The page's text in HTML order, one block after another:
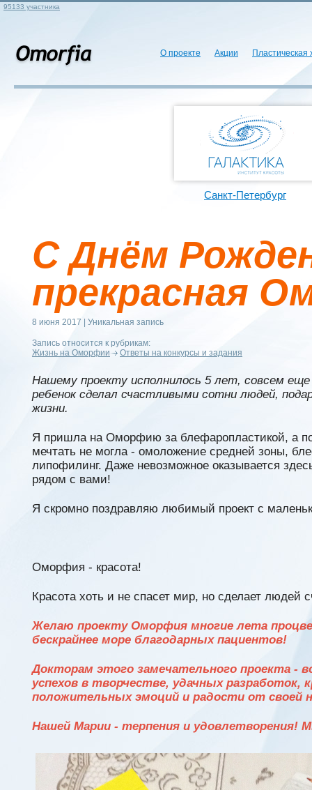
95133 участника
О проекте Акции Пластическая
Санкт-Петербург
С Днём
прекрасная
8 июня 2017 | Уникальная запись
Запись относится к рубрикам:
Жизнь на Оморфии
Ответы на конкурсы и задания
Нашему проекту исполнилось 5 лет, совсем
ребенок сделал счастливыми сотни людей,
жизни.
Я пришла на Оморфию за блефаропластикой, а
мечтать не могла - омоложение средней зоны,
липофилинг. Даже невозможное оказывается
рядом с вами!
Я скромно поздравляю любимый проект с
Оморфия - красота!
Красота хоть и не спасет мир, но сделает людей
Желаю проекту Оморфия многие лета
бескрайнее море благодарных пациентов!
Докторам этого замечательного проекта -
успехов в творчестве, удачных разработок,
положительных эмоций и радости от своей
Нашей Марии - терпения и удовлетворения!